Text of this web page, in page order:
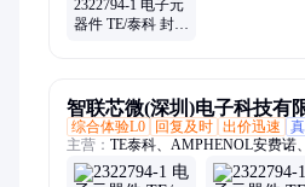
2322794-1 电子元
器件 TE/泰科 封装
智联芯微(深圳)电子科技有
综合体验L0
回复及时 出价迅速
主营： TE泰科、AMPHENOL安费诺
2322794、ITT